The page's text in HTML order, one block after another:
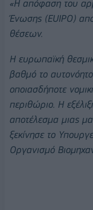
«Η απόφαση του
Ένωσης (EUIPO)
θέσεων.
Η ευρωπαϊκή
βαθμό το
οποιασδήποτε
περιθώριο. Η
αποτέλεσμα μιας
ξεκίνησε το
Οργανισμό